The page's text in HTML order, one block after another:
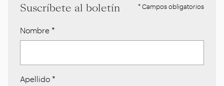
Suscríbete al boletín * Campos obligatorios
Nombre *
Apellido *